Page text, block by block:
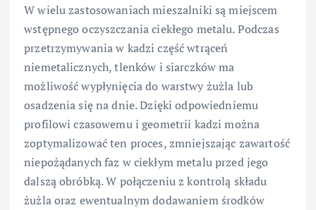
W wielu zastosowaniach mieszalniki są miejscem
wstępnego oczyszczania ciekłego metalu. Podczas
przetrzymywania w kadzi część wtrąceń
niemetalicznych, tlenków i siarczków ma
możliwość wypłynięcia do warstwy żużla lub
osadzenia się na dnie. Dzięki odpowiedniemu
profilowi czasowemu i geometrii kadzi można
zoptymalizować ten proces, zmniejszając zawartość
niepożądanych faz w ciekłym metalu przed jego
dalszą obróbką. W połączeniu z kontrolą składu
żużla oraz ewentualnym dodawaniem środków